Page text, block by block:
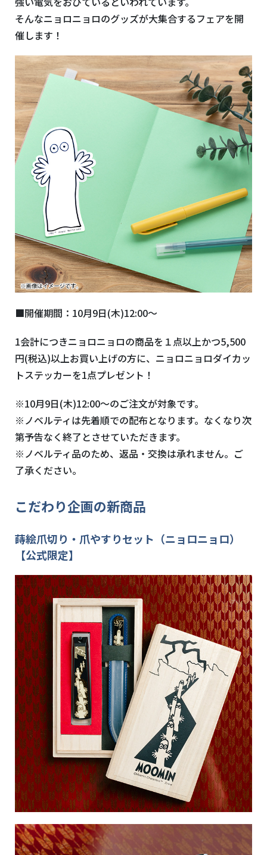
そんなニョロニョロのグッズが大集合するフェアを開
催します！
■開催期間：10月9日(木)12:00～
1会計につきニョロニョロの商品を１点以上かつ5,500
円(税込)以上お買い上げの方に、ニョロニョロダイカッ
トステッカーを1点プレゼント！
※10月9日(木)12:00～のご注文が対象です。
※ノベルティは先着順での配布となります。なくなり次
第予告なく終了とさせていただきます。
※ノベルティ品のため、返品・交換は承れません。ご
了承ください。
こだわり企画の新商品
蒔絵爪切り・爪やすりセット（ニョロニョロ）
【公式限定】